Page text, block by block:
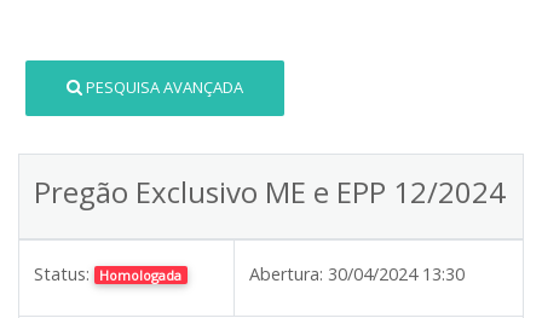
PESQUISA AVANÇADA
Pregão Exclusivo ME e EPP 12/2024
Status: Homologada Abertura: 30/04/2024 13:30